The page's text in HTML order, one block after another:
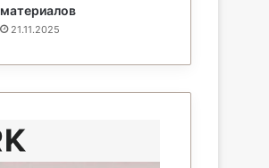
материалов
21.11.2025